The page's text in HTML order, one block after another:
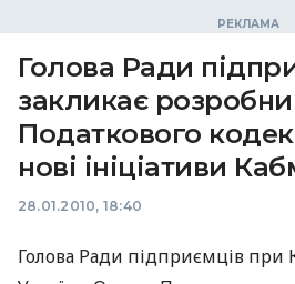
Голова Ради
закликає
Податкового
нові ініціативи
28.01.2010, 18:40
Голова Ради підприємців при